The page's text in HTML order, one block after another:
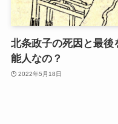
北条政子の死因と最
能人なの？
2022年5月18日